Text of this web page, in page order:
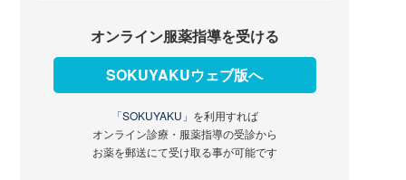
オンライン服薬指導を受ける
SOKUYAKUウェブ版へ
「SOKUYAKU」 を利用すれば
オンライン診療・服薬指導の受診から
お薬を郵送にて受け取る事が可能です